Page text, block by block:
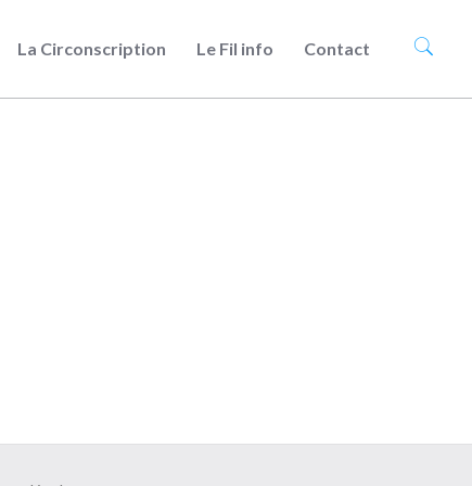
La Circonscription Le Fil info Contact